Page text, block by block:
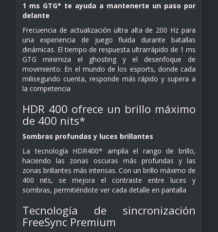
1 ms GTG* te ayuda a mantenerte un paso por
delante
Frecuencia de actualización ultra alta de 200 Hz para
una experiencia de juego fluida durante batallas
dinámicas. El tiempo de respuesta ultrarrápido de 1 ms
GTG minimiza el ghosting y el desenfoque de
movimiento. En el mundo de los esports, donde cada
milisegundo cuenta, responde más rápido y supera a
la competencia
HDR 400 ofrece un brillo máximo
de 400 nits*
Sombras profundas y luces brillantes
La tecnología HDR400* amplía el rango de brillo,
haciendo las zonas oscuras más profundas y las
zonas brillantes más intensas. Con un brillo máximo de
400 nits, se mejora el contraste entre luces y
sombras, permitiéndote ver cada detalle en pantalla
Tecnología de sincronización
FreeSync Premium